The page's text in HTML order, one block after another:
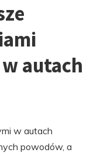
autach
w autach
powodów, a